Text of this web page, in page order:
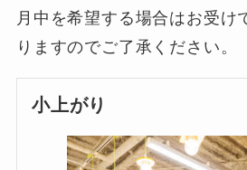
月中を希望する場合はお受け
りますのでご了承ください。
小上がり